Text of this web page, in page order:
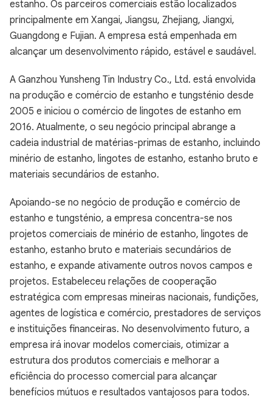
estanho. Os parceiros comerciais estão localizados
principalmente em Xangai, Jiangsu, Zhejiang, Jiangxi,
Guangdong e Fujian. A empresa está empenhada em
alcançar um desenvolvimento rápido, estável e saudável.
A Ganzhou Yunsheng Tin Industry Co., Ltd. está envolvida
na produção e comércio de estanho e tungsténio desde
2005 e iniciou o comércio de lingotes de estanho em
2016. Atualmente, o seu negócio principal abrange a
cadeia industrial de matérias-primas de estanho, incluindo
minério de estanho, lingotes de estanho, estanho bruto e
materiais secundários de estanho.
Apoiando-se no negócio de produção e comércio de
estanho e tungsténio, a empresa concentra-se nos
projetos comerciais de minério de estanho, lingotes de
estanho, estanho bruto e materiais secundários de
estanho, e expande ativamente outros novos campos e
projetos. Estabeleceu relações de cooperação
estratégica com empresas mineiras nacionais, fundições,
agentes de logística e comércio, prestadores de serviços
e instituições financeiras. No desenvolvimento futuro, a
empresa irá inovar modelos comerciais, otimizar a
estrutura dos produtos comerciais e melhorar a
eficiência do processo comercial para alcançar
benefícios mútuos e resultados vantajosos para todos.